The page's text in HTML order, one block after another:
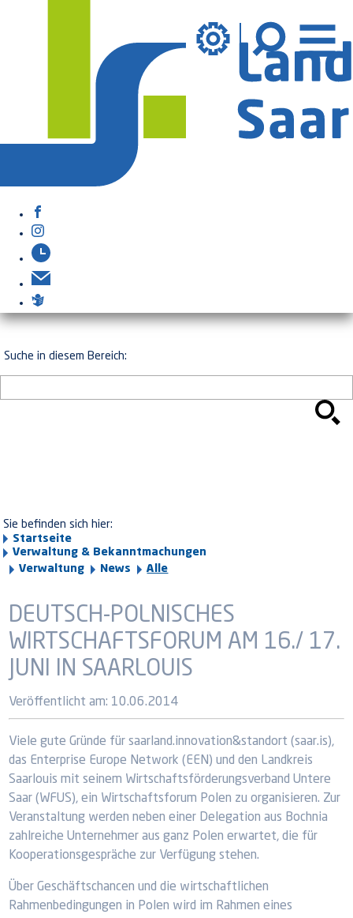
Suche in diesem Bereich:
Sie befinden sich hier:
Startseite
Verwaltung & Bekanntmachungen
Verwaltung
News Alle
DEUTSCH-POLNISCHES
WIRTSCHAFTSFORUM AM 16./ 17.
JUNI IN SAARLOUIS
Veröffentlicht am: 10.06.2014
Viele gute Gründe für saarland.innovation&standort (saar.is),
das Enterprise Europe Network (EEN) und den Landkreis
Saarlouis mit seinem Wirtschaftsförderungsverband Untere
Saar (WFUS), ein Wirtschaftsforum Polen zu organisieren. Zur
Veranstaltung werden neben einer Delegation aus Bochnia
zahlreiche Unternehmer aus ganz Polen erwartet, die für
Kooperationsgespräche zur Verfügung stehen.
Über Geschäftschancen und die wirtschaftlichen
Rahmenbedingungen in Polen wird im Rahmen eines